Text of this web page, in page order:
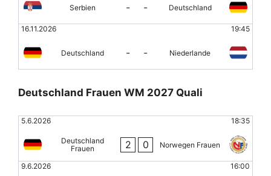
Serbien - - Deutschland
16.11.2026 19:45
Deutschland - - Niederlande
Deutschland Frauen WM 2027 Quali
5.6.2026 18:35
Deutschland
Frauen
2 0 Norwegen Frauen
9.6.2026 16:00